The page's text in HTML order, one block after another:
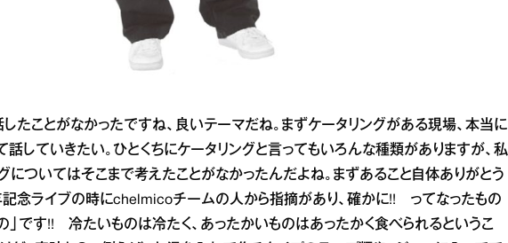
たことがなかったですね、良いテーマだね。まずケータリングがある現場、本当に
話していきたい。ひとくちにケータリングと言ってもいろんな種類がありますが、私
についてはそこまで考えたことがなかったんだよね。まずあること自体ありがとう
記念ライブの時にchelmicoチームの人から指摘があり、確かに!! ってなったもの
」です!! 冷たいものは冷たく、あったかいものはあったかく食べられるというこ